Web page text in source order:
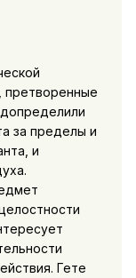
претворенные
за пределы и
и
Гете